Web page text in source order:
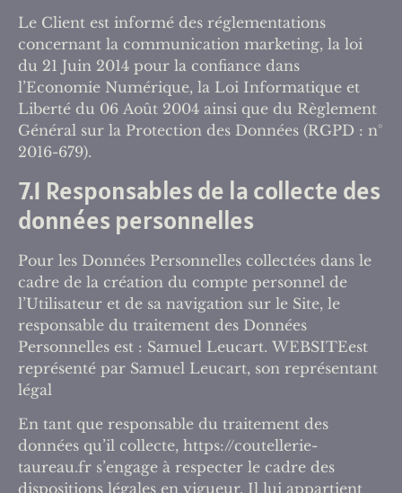
Le Client est informé des réglementations
concernant la communication marketing, la loi
du 21 Juin 2014 pour la confiance dans
l’Economie Numérique, la Loi Informatique et
Liberté du 06 Août 2004 ainsi que du Règlement
Général sur la Protection des Données (RGPD : n°
2016-679).
7.1 Responsables de la collecte des
données personnelles
Pour les Données Personnelles collectées dans le
cadre de la création du compte personnel de
l’Utilisateur et de sa navigation sur le Site, le
responsable du traitement des Données
Personnelles est : Samuel Leucart. WEBSITEest
représenté par Samuel Leucart, son représentant
légal
En tant que responsable du traitement des
données qu’il collecte, https://coutellerie-
taureau.fr s’engage à respecter le cadre des
dispositions légales en vigueur. Il lui appartient